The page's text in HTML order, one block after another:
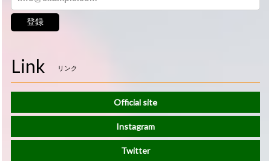
登録
Link リンク
Official site
Instagram
Twitter